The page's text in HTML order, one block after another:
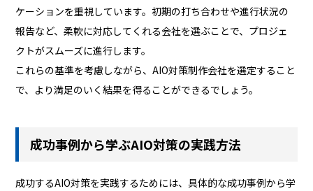
ケーションを重視しています。初期の打ち合わせや進行状況の
報告など、柔軟に対応してくれる会社を選ぶことで、プロジェ
クトがスムーズに進行します。
これらの基準を考慮しながら、AIO対策制作会社を選定すること
で、より満足のいく結果を得ることができるでしょう。
成功事例から学ぶAIO対策の実践方法
成功するAIO対策を実践するためには、具体的な成功事例から学